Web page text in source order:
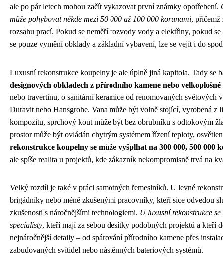
ale po pár letech mohou začít vykazovat první známky opotřebení.
může pohybovat někde mezi 50 000 až 100 000 korunami, přičemž
rozsahu prací. Pokud se neměří rozvody vody a elektřiny, pokud
se pouze vymění obklady a základní vybavení, lze se vejít i do
Luxusní rekonstrukce koupelny je ale úplně jiná kapitola. Tady se
designových obkladech z přírodního kamene nebo
nebo travertinu, o sanitární keramice od renomovaných
Duravit nebo Hansgrohe. Vana může být volně stojící, vyrobená z
kompozitu, sprchový kout může být bez obrubníku s odtokovým
prostor může být ovládán chytrým systémem řízení teploty,
rekonstrukce koupelny se může vyšplhat na 300 000, 500 000
ale spíše realita u projektů, kde zákazník nekompromisně trvá na
Velký rozdíl je také v práci samotných řemeslníků. U levné
brigádníky nebo méně zkušenými pracovníky, kteří sice odvedou
zkušenosti s náročnějšími technologiemi. U luxusní rekonstrukce
specialisty, kteří mají za sebou desítky podobných projektů a kteří
nejnáročnější detaily – od spárování přírodního kamene přes
zabudovaných svítidel nebo nástěnných bateriových systémů.